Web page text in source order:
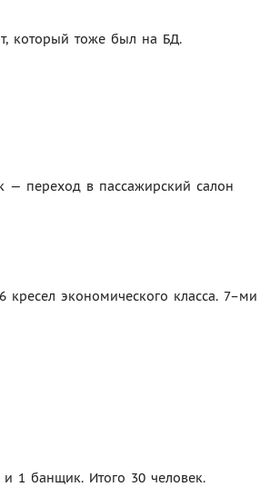
который тоже был на БД.
— переход в пассажирский салон
кресел экономического класса. 7–ми
1 банщик. Итого 30 человек.